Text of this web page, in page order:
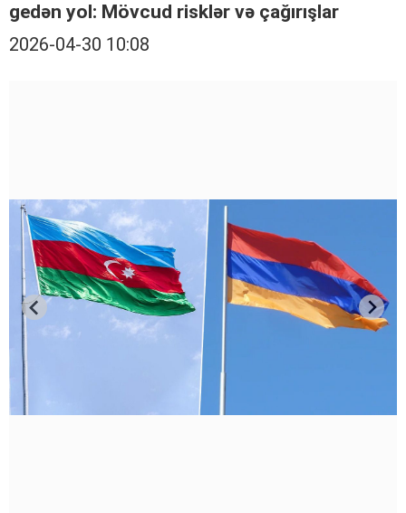
gedən yol: Mövcud risklər və çağırışlar
2026-04-30 10:08